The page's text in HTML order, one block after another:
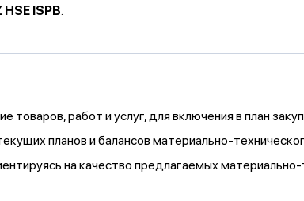
HSE ISPB.
товаров, работ и услуг, для включения в план
планов и балансов материально-
на качество предлагаемых